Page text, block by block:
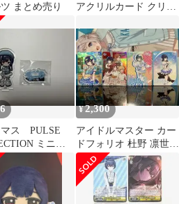
まとめ売り
アクリルカード クリア
マス PULSE
ミニキ
ンド 杜野凛
¥2,300
アイドルマスター カー
ドフォリオ 杜野 凛世
SSR+R+N+SR